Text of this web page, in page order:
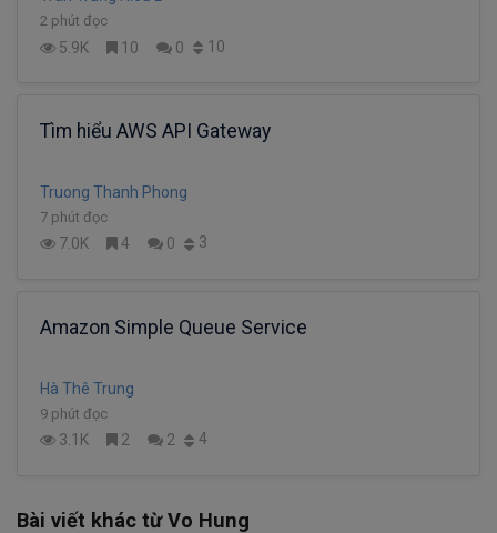
2 phút đọc
5.9K 10 0 10
Tìm hiểu AWS API Gateway
Truong Thanh Phong
7 phút đọc
7.0K 4 0 3
Amazon Simple Queue Service
Hà Thê Trung
9 phút đọc
3.1K 2 2 4
Bài viết khác từ Vo Hung